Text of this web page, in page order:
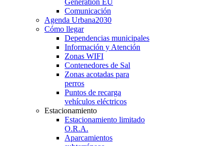
Generation EU
Comunicación
Agenda Urbana2030
Cómo llegar
Dependencias municipales
Información y Atención
Zonas WIFI
Contenedores de Sal
Zonas acotadas para
perros
Puntos de recarga
vehículos eléctricos
Estacionamiento
Estacionamiento limitado
O.R.A.
Aparcamientos